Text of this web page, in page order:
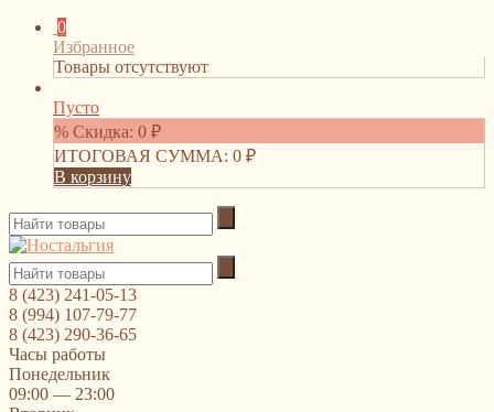
0
Избранное
Товары отсутствуют
Пусто
% Скидка: 0 ₽
ИТОГОВАЯ СУММА: 0 ₽
В корзину
8 (423) 241-05-13
8 (994) 107-79-77
8 (423) 290-36-65
Часы работы
Понедельник
09:00 — 23:00